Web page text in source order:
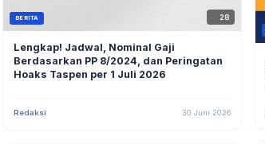
BERITA 28
Lengkap! Jadwal, Nominal Gaji
Berdasarkan PP 8/2024, dan Peringatan
Hoaks Taspen per 1 Juli 2026
Redaksi 30 Juni 2026